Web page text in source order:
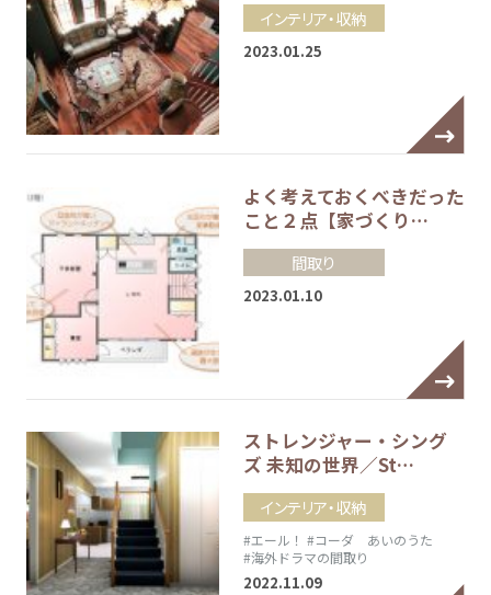
インテリア・収納
2023.01.25
よく考えておくべきだった
こと２点【家づくり…
間取り
2023.01.10
ストレンジャー・シング
ズ 未知の世界／St…
インテリア・収納
#エール！ #コーダ あいのうた
#海外ドラマの間取り
2022.11.09